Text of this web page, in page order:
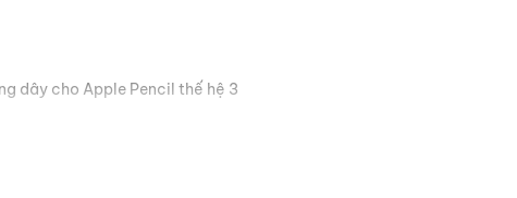
dây cho Apple Pencil thế hệ 3